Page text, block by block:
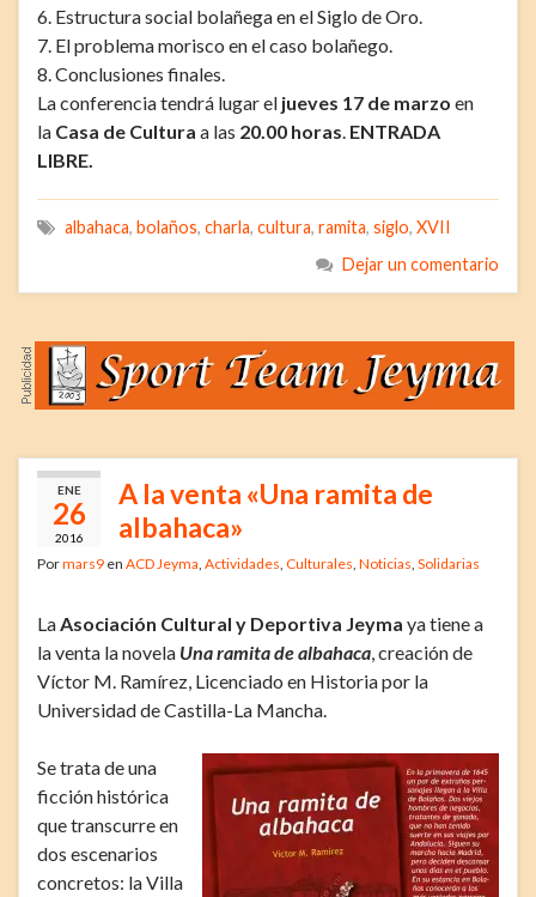
6. Estructura social bolañega en el Siglo de Oro.
7. El problema morisco en el caso bolañego.
8. Conclusiones finales.
La conferencia tendrá lugar el jueves 17 de marzo en
la Casa de Cultura a las 20.00 horas ENTRADA
LIBRE.
albahaca, bolaños, charla, cultura, ramita, siglo, XVII
Dejar un comentario
ENE
26
2016
A la venta «Una ramita de
albahaca»
Pormars9 en ACD Jeyma Actividades Culturales Noticias Solidarias
LaAsociación Cultural y Deportiva Jeyma ya tiene a
la venta la novela Una ramita de albahaca, creación de
Víctor M. Ramírez, Licenciado en Historia por la
Universidad de Castilla-La Mancha.
Se trata de una
ficción histórica
que transcurre en
dos escenarios
concretos: la Villa